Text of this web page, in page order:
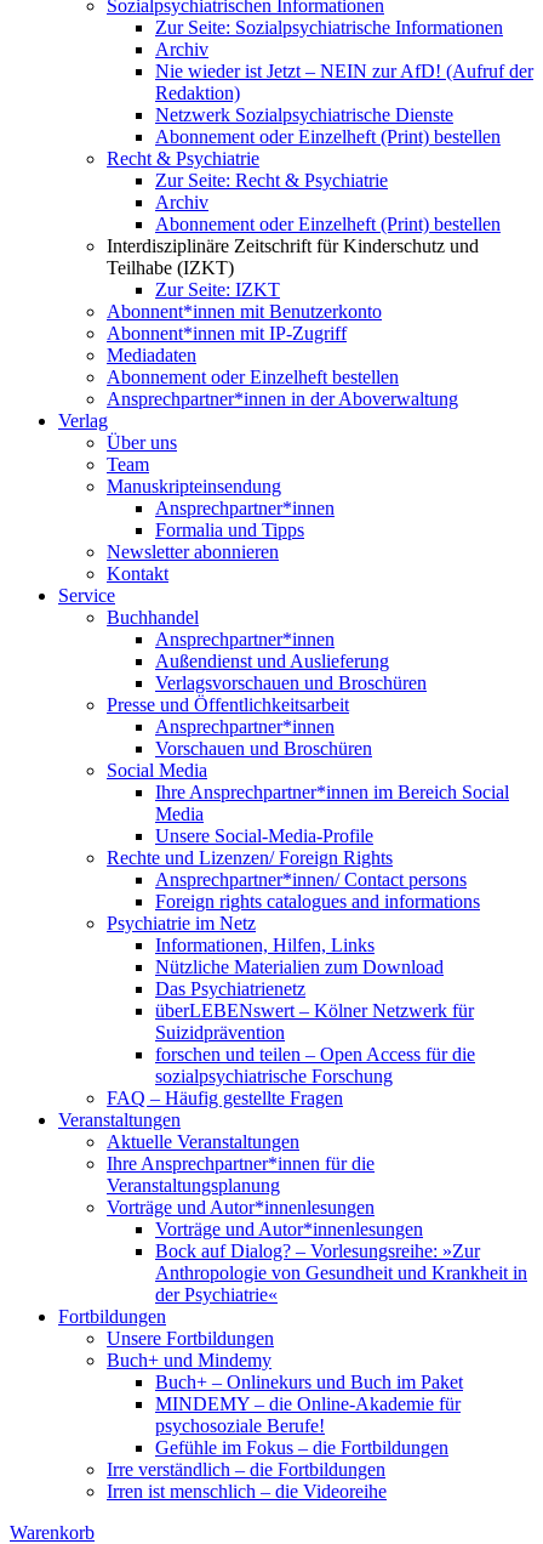
Sozialpsychiatrischen Informationen
Zur Seite: Sozialpsychiatrische Informationen
Archiv
Nie wieder ist Jetzt – NEIN zur AfD! (Aufruf der
Redaktion)
Netzwerk Sozialpsychiatrische Dienste
Abonnement oder Einzelheft (Print) bestellen
Recht & Psychiatrie
Zur Seite: Recht & Psychiatrie
Archiv
Abonnement oder Einzelheft (Print) bestellen
Interdisziplinäre Zeitschrift für Kinderschutz und
Teilhabe (IZKT)
Zur Seite: IZKT
Abonnent*innen mit Benutzerkonto
Abonnent*innen mit IP-Zugriff
Mediadaten
Abonnement oder Einzelheft bestellen
Ansprechpartner*innen in der Aboverwaltung
Verlag
Über uns
Team
Manuskripteinsendung
Ansprechpartner*innen
Formalia und Tipps
Newsletter abonnieren
Kontakt
Service
Buchhandel
Ansprechpartner*innen
Außendienst und Auslieferung
Verlagsvorschauen und Broschüren
Presse und Öffentlichkeitsarbeit
Ansprechpartner*innen
Vorschauen und Broschüren
Social Media
Ihre Ansprechpartner*innen im Bereich Social
Media
Unsere Social-Media-Profile
Rechte und Lizenzen/ Foreign Rights
Ansprechpartner*innen/ Contact persons
Foreign rights catalogues and informations
Psychiatrie im Netz
Informationen, Hilfen, Links
Nützliche Materialien zum Download
Das Psychiatrienetz
überLEBENswert – Kölner Netzwerk für
Suizidprävention
forschen und teilen – Open Access für die
sozialpsychiatrische Forschung
FAQ – Häufig gestellte Fragen
Veranstaltungen
Aktuelle Veranstaltungen
Ihre Ansprechpartner*innen für die
Veranstaltungsplanung
Vorträge und Autor*innenlesungen
Vorträge und Autor*innenlesungen
Bock auf Dialog? – Vorlesungsreihe: »Zur
Anthropologie von Gesundheit und Krankheit in
der Psychiatrie«
Fortbildungen
Unsere Fortbildungen
Buch+ und Mindemy
Buch+ – Onlinekurs und Buch im Paket
MINDEMY – die Online-Akademie für
psychosoziale Berufe!
Gefühle im Fokus – die Fortbildungen
Irre verständlich – die Fortbildungen
Irren ist menschlich – die Videoreihe
Warenkorb